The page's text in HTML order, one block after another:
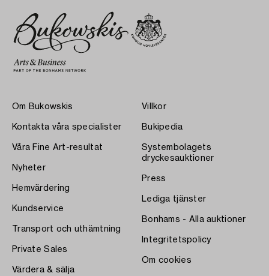
Om Bukowskis
Kontakta våra specialister
Våra Fine Art-resultat
Nyheter
Hemvärdering
Kundservice
Transport och uthämtning
Private Sales
Värdera & sälja
Villkor
Bukipedia
Systembolagets
dryckesauktioner
Press
Lediga tjänster
Bonhams - Alla auktioner
Integritetspolicy
Om cookies